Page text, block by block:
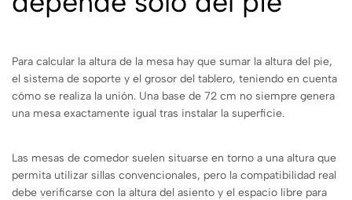
Para calcular la altura de la mesa hay que sumar la altura del pie,
el sistema de soporte y el grosor del tablero, teniendo en cuenta
cómo se realiza la unión. Una base de 72 cm no siempre genera
una mesa exactamente igual tras instalar la superficie.
Las mesas de comedor suelen situarse en torno a una altura que
permita utilizar sillas convencionales, pero la compatibilidad real
debe verificarse con la altura del asiento y el espacio libre para